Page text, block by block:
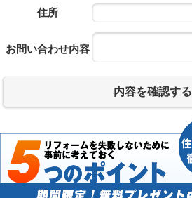
住所
お問い合わせ内容
内容を確認する